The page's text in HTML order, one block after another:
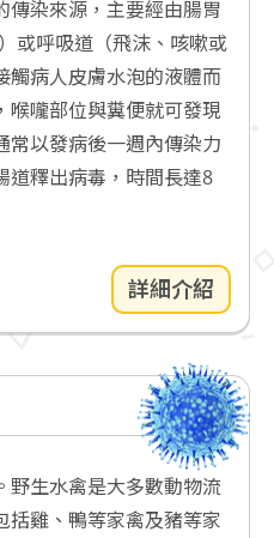
傳染來源，主要經由腸胃
或呼吸道（飛沫、咳嗽或
觸病人皮膚水泡的液體而
喉嚨部位與糞便就可發現
常以發病後一週內傳染力
道釋出病毒，時間長達8
詳細介紹
野生水禽是大多數動物流
括雞、鴨等家禽及豬等家